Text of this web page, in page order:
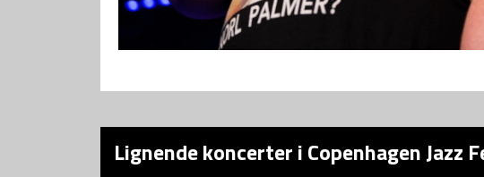
Lignende koncerter i Copenhagen Jazz